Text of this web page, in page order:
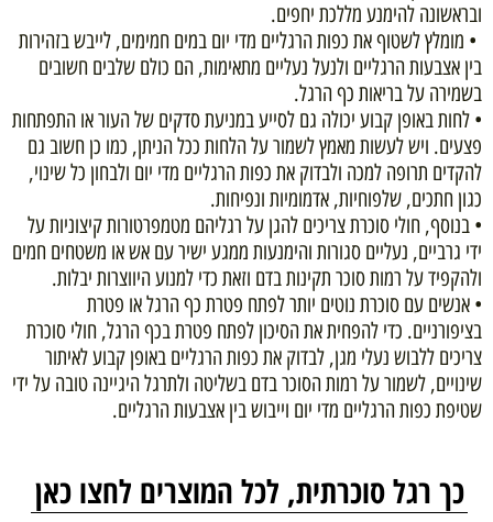
ובראשונה להימנע מללכת יחפים.
• מומלץ לשטוף את כפות הרגליים מדי יום במים חמימים, לייבש בזהירות
בין אצבעות הרגליים ולנעל נעליים מתאימות, הם כולם שלבים חשובים
בשמירה על בריאות כף הרגל.
• לחות באופן קבוע יכולה גם לסייע במניעת סדקים של העור או התפתחות
פצעים. ויש לעשות מאמץ לשמור על הלחות ככל הניתן, כמו כן חשוב גם
להקדים תרופה למכה ולבדוק את כפות הרגליים מדי יום ולבחון כל שינוי,
כגון חתכים, שלפוחיות, אדמומיות ונפיחות.
• בנוסף, חולי סוכרת צריכים להגן על רגליהם מטמפרטורות קיצוניות על
ידי גרביים, נעליים סגורות והימנעות ממגע ישיר עם אש או משטחים חמים
ולהקפיד על רמות סוכר תקינות בדם וזאת כדי למנוע היווצרות יבלות.
• אנשים עם סוכרת נוטים יותר לפתח פטרת כף הרגל או פטרת
בציפורניים. כדי להפחית את הסיכון לפתח פטרת בכף הרגל, חולי סוכרת
צריכים ללבוש נעלי מגן, לבדוק את כפות הרגליים באופן קבוע לאיתור
שינויים, לשמור על רמות הסוכר בדם בשליטה ולתרגל היגיינה טובה על ידי
שטיפת כפות הרגליים מדי יום וייבוש בין אצבעות הרגליים.
כך רגל סוכרתית, לכל המוצרים לחצו כאן